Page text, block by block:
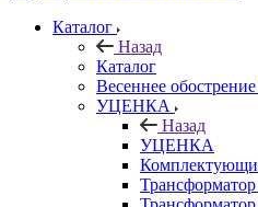
Каталог
Назад
Каталог
Весеннее
УЦЕНКА
Назад
УЦЕНКА